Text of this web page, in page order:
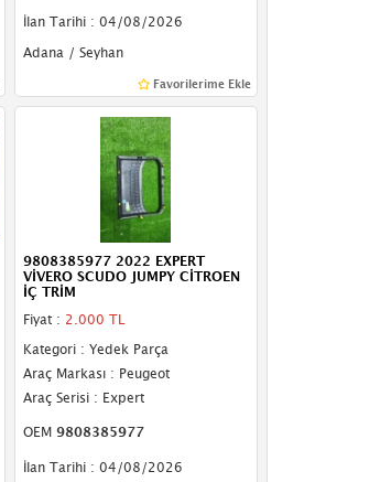
İlan Tarihi : 04/08/2026
Adana / Seyhan
Favorilerime Ekle
9808385977 2022 EXPERT
VİVERO SCUDO JUMPY CİTROEN
İÇ TRİM
Fiyat : 2.000 TL
Kategori : Yedek Parça
Araç Markası : Peugeot
Araç Serisi : Expert
OEM 9808385977
İlan Tarihi : 04/08/2026